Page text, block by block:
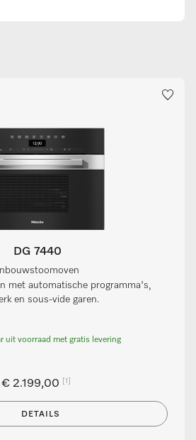
DG 7440
Inbouwstoomoven
met automatische programma's,
en sous-vide garen.
uit voorraad met gratis levering
€ 2.199,00 [1]
DETAILS